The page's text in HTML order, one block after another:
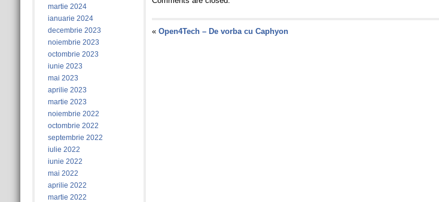
martie 2024
ianuarie 2024
decembrie 2023
noiembrie 2023
octombrie 2023
iunie 2023
mai 2023
aprilie 2023
martie 2023
noiembrie 2022
octombrie 2022
septembrie 2022
iulie 2022
iunie 2022
mai 2022
aprilie 2022
martie 2022
« Open4Tech – De vorba cu Caphyon